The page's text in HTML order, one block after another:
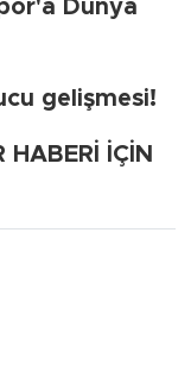
Dünya
gelişmesi!
İÇİN